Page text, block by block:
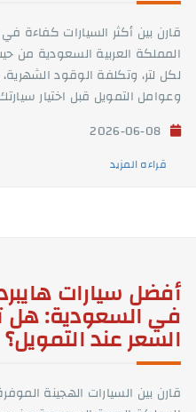
قارن بين أكثر السيارات كفاءة
المملكة العربية السعودية من
لكل لتر، وتكلفة الوقود
وعوامل التمويل قبل اختيار سيارتك
قراءه المزيد
أفضل سيارات
في السعودية:
السعر عند التمويل؟
قارن بين السيارات الهجينة